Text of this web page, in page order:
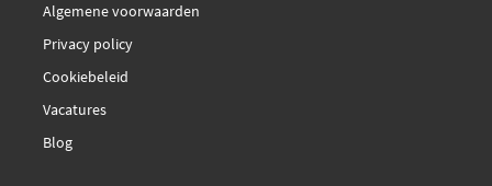
Nipparts N4825040
Ocap 0288077
Algemene voorwaarden
Privacy policy
Cookiebeleid
Vacatures
Blog